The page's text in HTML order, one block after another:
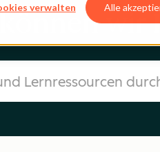
verwalten Alle
können